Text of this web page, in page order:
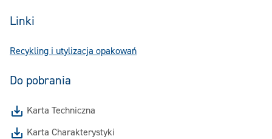
Linki
Recykling i utylizacja opakowań
Do pobrania
Karta Techniczna
Karta Charakterystyki